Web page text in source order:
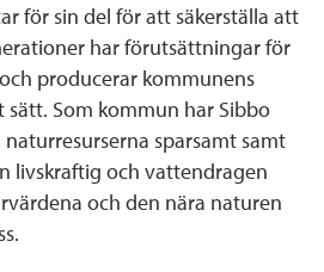
för sin del för att säkerställa att
har förutsättningar för
producerar kommunens
sätt. Som kommun har Sibbo
sparsamt samt
livskraftig och vattendragen
och den nära naturen